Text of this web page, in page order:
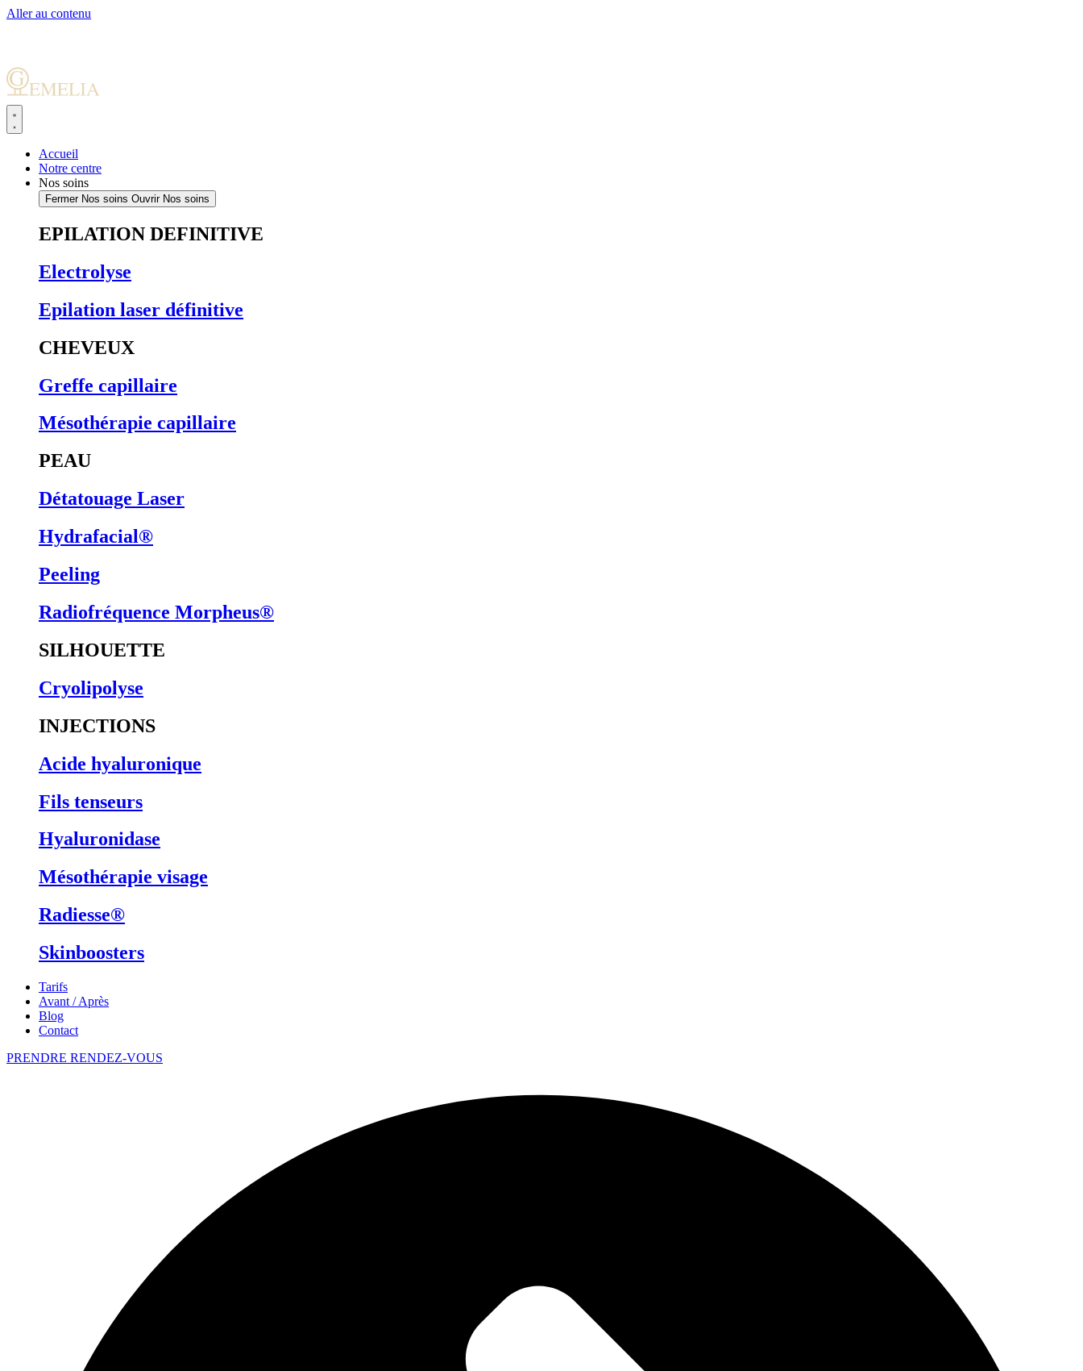
Aller au contenu
Accueil
Notre centre
Nos soins
Fermer Nos soins Ouvrir Nos soins
EPILATION DEFINITIVE
Electrolyse
Epilation laser définitive
CHEVEUX
Greffe capillaire
Mésothérapie capillaire
PEAU
Détatouage Laser
Hydrafacial®
Peeling
Radiofréquence Morpheus®
SILHOUETTE
Cryolipolyse
INJECTIONS
Acide hyaluronique
Fils tenseurs
Hyaluronidase
Mésothérapie visage
Radiesse®
Skinboosters
Tarifs
Avant / Après
Blog
Contact
PRENDRE RENDEZ-VOUS